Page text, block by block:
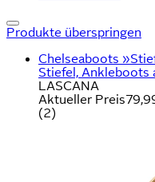
Produkte überspringen
Chelseaboots
Stiefel, Ankleboots
LASCANA
Aktueller Preis
(2)